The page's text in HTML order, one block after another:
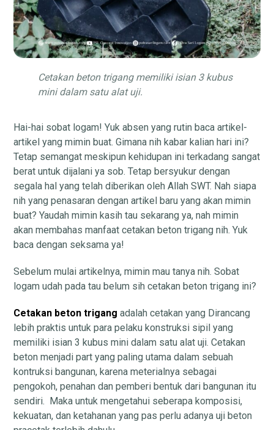
Cetakan beton trigang memiliki isian 3 kubus
mini dalam satu alat uji.
Hai-hai sobat logam! Yuk absen yang rutin baca artikel-
artikel yang mimin buat. Gimana nih kabar kalian hari ini?
Tetap semangat meskipun kehidupan ini terkadang sangat
berat untuk dijalani ya sob. Tetap bersyukur dengan
segala hal yang telah diberikan oleh Allah SWT. Nah siapa
nih yang penasaran dengan artikel baru yang akan mimin
buat? Yaudah mimin kasih tau sekarang ya, nah mimin
akan membahas manfaat cetakan beton trigang nih. Yuk
baca dengan seksama ya!
Sebelum mulai artikelnya, mimin mau tanya nih. Sobat
logam udah pada tau belum sih cetakan beton trigang ini?
Cetakan beton trigang adalah cetakan yang Dirancang
lebih praktis untuk para pelaku konstruksi sipil yang
memiliki isian 3 kubus mini dalam satu alat uji. Cetakan
beton menjadi part yang paling utama dalam sebuah
kontruksi bangunan, karena meterialnya sebagai
pengokoh, penahan dan pemberi bentuk dari bangunan itu
sendiri. Maka untuk mengetahui seberapa komposisi,
kekuatan, dan ketahanan yang pas perlu adanya uji beton